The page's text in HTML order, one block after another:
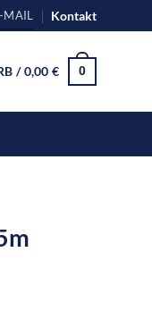
MAIL Kontakt
/0,00€ 0